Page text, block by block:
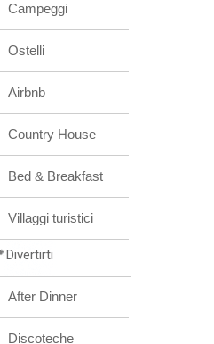
Campeggi
Ostelli
Airbnb
Country House
Bed & Breakfast
Villaggi turistici
Divertirti
After Dinner
Discoteche